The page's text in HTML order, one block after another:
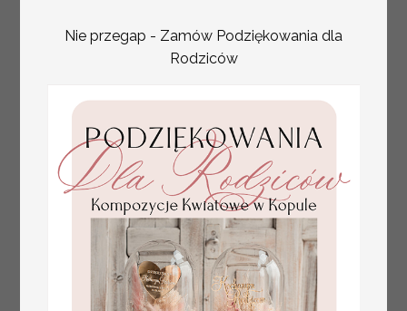
herbata swiateczna
prezent, Upominki firmowe
Herbata świąteczna drobne
pracowników,
bożonarodzeniowy
prezent herbata świateczna
18.50 / 15.04 PLN
brutto / netto
Nie przegap - Zamów Podziękowania dla
Rodziców